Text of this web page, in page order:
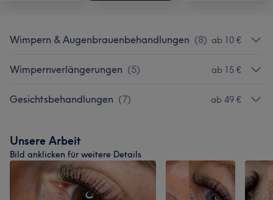
Wimpern & Augenbrauenbehandlungen (8) ab 10 €
Wimpernverlängerungen (5) ab 15 €
Gesichtsbehandlungen (7) ab 49 €
Unsere Arbeit
Bild anklicken für weitere Details